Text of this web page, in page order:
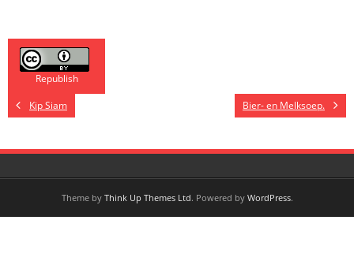
Republish
Kip Siam
Bier- en Melksoep.
Theme by Think Up Themes Ltd. Powered by WordPress.